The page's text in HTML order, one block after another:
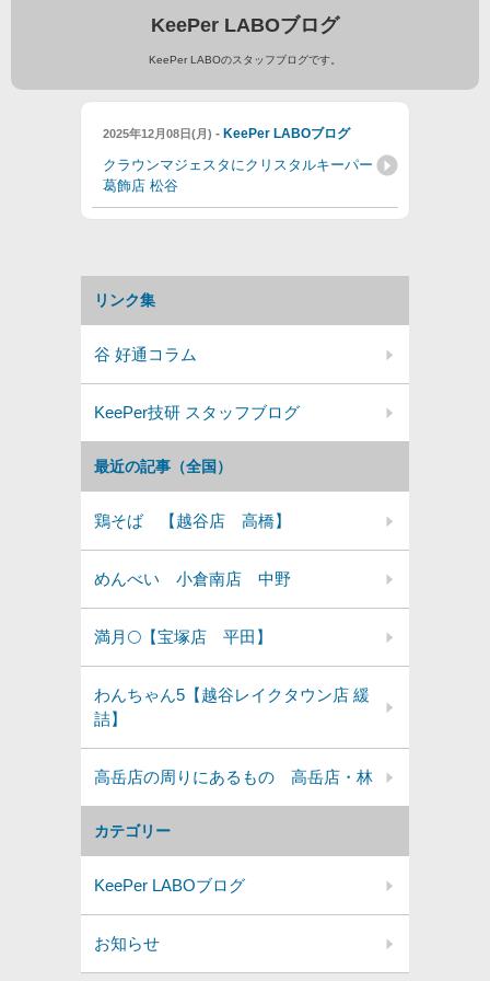
KeePer LABOブログ
KeePer LABOのスタッフブログです。
2025年12月08日(月) - KeePer LABOブログ
クラウンマジェスタにクリスタルキーパー
葛飾店 松谷
カテゴリー
KeePer LABOブログ
お知らせ
最近の記事（全国）
鶏そば 【越谷店 高橋】
めんべい 小倉南店 中野
満月🌕️【宝塚店 平田】
わんちゃん5【越谷レイクタウン店 緩
詰】
高岳店の周りにあるもの 高岳店・林
リンク集
谷 好通コラム
KeePer技研 スタッフブログ